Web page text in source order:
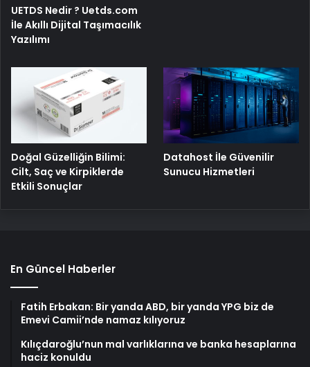
UETDS Nedir ? Uetds.com
İle Akıllı Dijital Taşımacılık
Yazılımı
Doğal Güzelliğin Bilimi:
Cilt, Saç ve Kirpiklerde
Etkili Sonuçlar
Datahost İle Güvenilir
Sunucu Hizmetleri
En Güncel Haberler
Fatih Erbakan: Bir yanda ABD, bir yanda YPG biz de
Emevi Camii’nde namaz kılıyoruz
Kılıçdaroğlu’nun mal varlıklarına ve banka hesaplarına
haciz konuldu